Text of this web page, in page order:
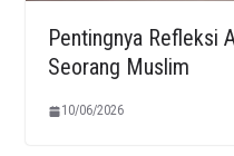
Pentingnya Refleksi
Seorang Muslim
10/06/2026